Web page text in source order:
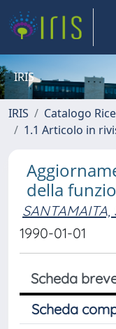
IRIS
IRIS Catalogo
1.1 Articolo in
della
1990-01-01
Scheda
Scheda